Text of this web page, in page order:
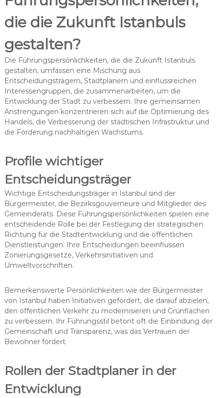
die die Zukunft Istanbuls
gestalten?
Die Führungspersönlichkeiten, die die Zukunft Istanbuls
gestalten, umfassen eine Mischung aus
Entscheidungsträgern, Stadtplanern und einflussreichen
Interessengruppen, die zusammenarbeiten, um die
Entwicklung der Stadt zu verbessern. Ihre gemeinsamen
Anstrengungen konzentrieren sich auf die Optimierung des
Handels, die Verbesserung der städtischen Infrastruktur und
die Förderung nachhaltigen Wachstums.
Profile wichtiger
Entscheidungsträger
Wichtige Entscheidungsträger in Istanbul sind der
Bürgermeister, die Bezirksgouverneure und Mitglieder des
Gemeinderats. Diese Führungspersönlichkeiten spielen eine
entscheidende Rolle bei der Festlegung der strategischen
Richtung für die Stadtentwicklung und die öffentlichen
Dienstleistungen. Ihre Entscheidungen beeinflussen
Zonierungsgesetze, Verkehrsinitiativen und
Umweltvorschriften.
Bemerkenswerte Persönlichkeiten wie der Bürgermeister
von Istanbul haben Initiativen gefördert, die darauf abzielen,
den öffentlichen Verkehr zu modernisieren und Grünflächen
zu verbessern. Ihr Führungsstil betont oft die Einbindung der
Gemeinschaft und Transparenz, was das Vertrauen der
Bewohner fördert.
Rollen der Stadtplaner in der
Entwicklung